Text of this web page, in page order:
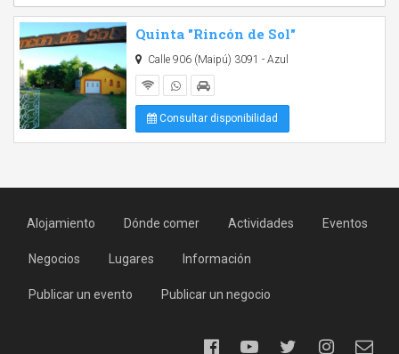
Quinta "Rincón de Sol"
Calle 906 (Maipú) 3091 - Azul
Consultar disponibilidad
Alojamiento Dónde comer Actividades Eventos
Negocios Lugares Información
Publicar un evento Publicar un negocio